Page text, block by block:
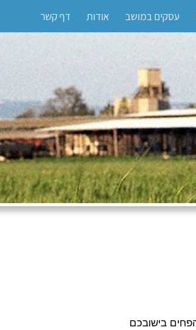
עסקים במושב אודות דף קשר